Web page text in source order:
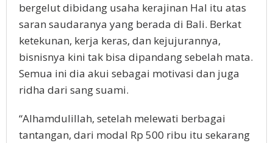
bergelut dibidang usaha kerajinan Hal itu atas
saran saudaranya yang berada di Bali. Berkat
ketekunan, kerja keras, dan kejujurannya,
bisnisnya kini tak bisa dipandang sebelah mata.
Semua ini dia akui sebagai motivasi dan juga
ridha dari sang suami.
“Alhamdulillah, setelah melewati berbagai
tantangan, dari modal Rp 500 ribu itu sekarang